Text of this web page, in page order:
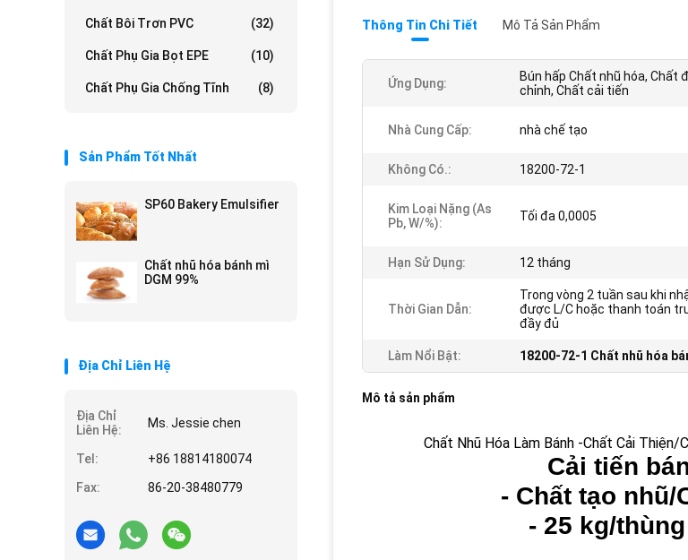
Chất Bôi Trơn PVC (32)
Chất Phụ Gia Bọt EPE (10)
Chất Phụ Gia Chống Tĩnh (8)
Sản Phẩm Tốt Nhất
SP60 Bakery Emulsifier
Chất nhũ hóa bánh mì
DGM 99%
Địa Chỉ Liên Hệ
Địa Chỉ
Liên Hệ:
Ms. Jessie chen
Tel:
+86 18814180074
Fax:
86-20-38480779
Thông Tin Chi Tiết Mô Tả Sản Phẩm
Ứng Dụng:
Bún hấp Chất nhũ hóa, Chất
chỉnh, Chất cải tiến
Nhà Cung Cấp: nhà chế tạo
Không Có.: 18200-72-1
Kim Loại Nặng (As
Pb, W/%):
Tối đa 0,0005
Hạn Sử Dụng: 12 tháng
Thời Gian Dẫn:
Trong vòng 2 tuần sau khi
được L/C hoặc thanh toán
đầy đủ
Làm Nổi Bật: 18200-72-1 Chất nhũ hóa
Mô tả sản phẩm
Chất Nhũ Hóa Làm Bánh -Chất Cải
Cải tiến
- Chất tạo nhũ/
- 25 kg/